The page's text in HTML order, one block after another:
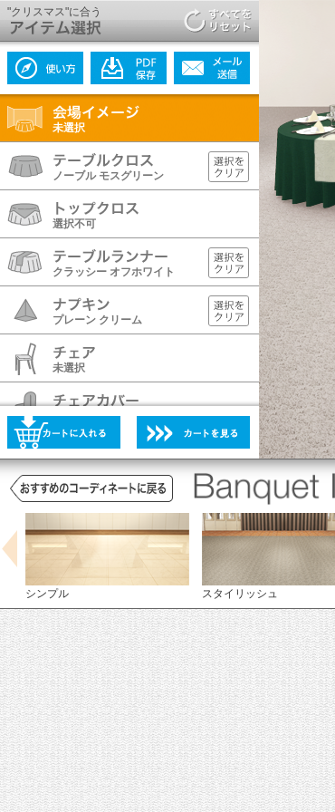
"クリスマス"に合う
未選択
ノーブル モスグリーン
選択不可
クラッシー オフホワイト
プレーン クリーム
未選択
未選択
選択不可
ピンク
シンプル スタイリッシュ